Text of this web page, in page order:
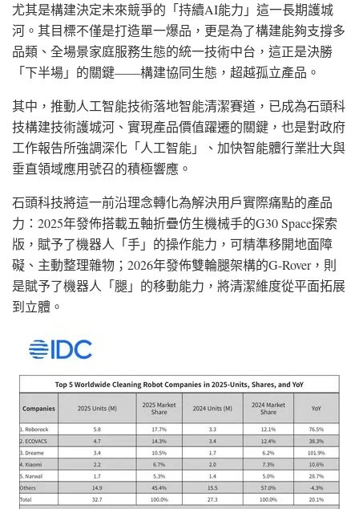
尤其是構建決定未來競爭的「持續AI能力」這一長期護城
河。其目標不僅是打造單一爆品，更是為了構建能夠支撐多
品類、全場景家庭服務生態的統一技術中台，這正是決勝
「下半場」的關鍵——構建協同生態，超越孤立產品。
其中，推動人工智能技術落地智能清潔賽道，已成為石頭科
技構建技術護城河、實現產品價值躍遷的關鍵，也是對政府
工作報告所強調深化「人工智能」、加快智能體行業壯大與
垂直領域應用號召的積極響應。
石頭科技將這一前沿理念轉化為解決用戶實際痛點的產品
力：2025年發佈搭載五軸折疊仿生機械手的G30 Space探索
版，賦予了機器人「手」的操作能力，可精準移開地面障
礙、主動整理雜物；2026年發佈雙輪腿架構的G-Rover，則
是賦予了機器人「腿」的移動能力，將清潔維度從平面拓展
到立體。